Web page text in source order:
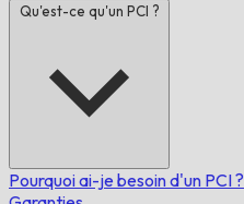
Qu'est-ce qu'un PCI ?
Pourquoi ai-je besoin d'un PCI ?